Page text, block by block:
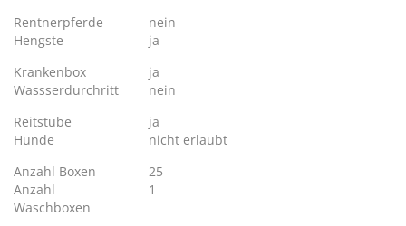
Rentnerpferde
nein
Hengste
ja
Krankenbox
ja
Wassserdurchritt
nein
Reitstube
ja
Hunde
nicht erlaubt
Anzahl Boxen
25
Anzahl
Waschboxen
1